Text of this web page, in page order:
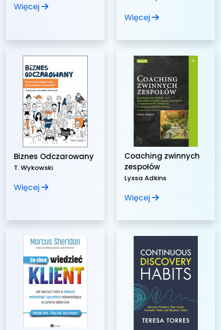
Więcej
Więcej
Biznes Odczarowany
T. Wykowski
Więcej
Coaching zwinnych
zespołów
Lyssa Adkins
Więcej